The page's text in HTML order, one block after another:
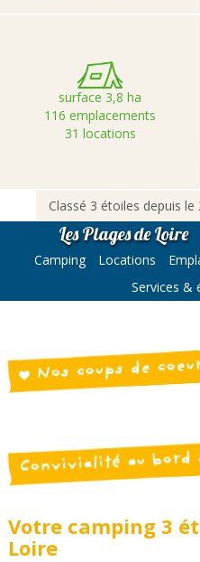
surface 3,8 ha
116 emplacements
31 locations
Classé 3 étoiles depuis
Les Plages de Loire
Camping Locations
Services &
Nos coups de
Convivialité au bord
Votre camping 3
Loire